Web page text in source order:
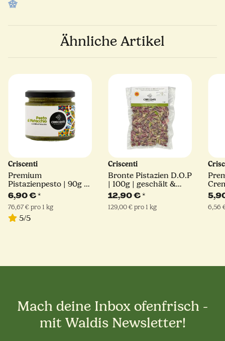
Ähnliche Artikel
Criscenti
Premium
Pistazienpesto | 90g |
65% Pistazienanteil
6,90 €*
76,67 € pro 1 kg
5/5
Criscenti
Bronte Pistazien D.O.P
| 100g | geschält &
naturbelassen
12,90 €*
129,00 € pro 1 kg 6,56
Mach deine Inbox ofenfrisch -
mit Waldis Newsletter!